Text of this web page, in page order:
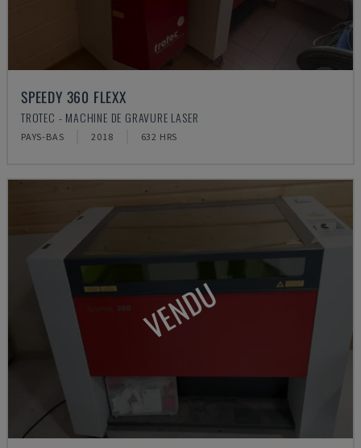
SPEEDY 360 FLEXX
TROTEC - MACHINE DE GRAVURE LASER
PAYS-BAS 2018 632 HRS
VENDU